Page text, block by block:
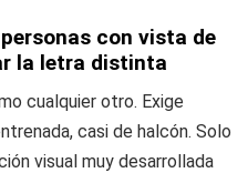
con vista de
la letra distinta
cualquier otro. Exige
casi de halcón. Solo
visual muy desarrollada